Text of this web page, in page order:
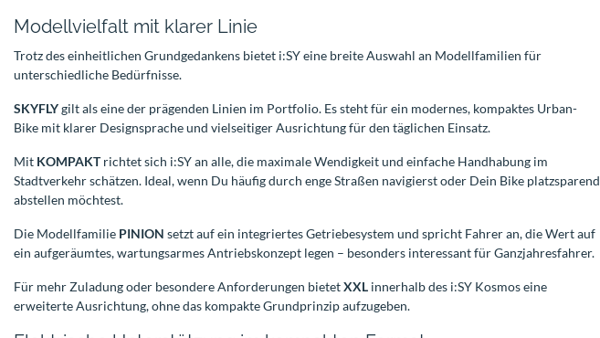
Modellvielfalt mit klarer Linie
Trotz des einheitlichen Grundgedankens bietet i:SY eine breite Auswahl an Modellfamilien für
unterschiedliche Bedürfnisse.
SKYFLYgilt als eine der prägenden Linien im Portfolio. Es steht für ein modernes, kompaktes Urban-
Bike mit klarer Designsprache und vielseitiger Ausrichtung für den täglichen Einsatz.
Mit KOMPAKTrichtet sich i:SY an alle, die maximale Wendigkeit und einfache Handhabung im
Stadtverkehr schätzen. Ideal, wenn Du häufig durch enge Straßen navigierst oder Dein Bike platzsparend
abstellen möchtest.
Die Modellfamilie PINION setzt auf ein integriertes Getriebesystem und spricht Fahrer an, die Wert auf
ein aufgeräumtes, wartungsarmes Antriebskonzept legen – besonders interessant für Ganzjahresfahrer.
Für mehr Zuladung oder besondere Anforderungen bietetXXL innerhalb des i:SY Kosmos eine
erweiterte Ausrichtung, ohne das kompakte Grundprinzip aufzugeben.